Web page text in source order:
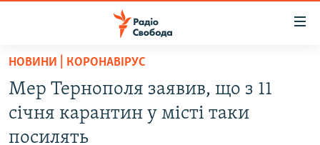
Перейти
основного
матеріалу
ВСЕ ЗА ДОБУ
НОВИНИ | КОРОНАВІРУС
Мер Тернополя заявив, що з 11
січня карантин у місті таки
посилять